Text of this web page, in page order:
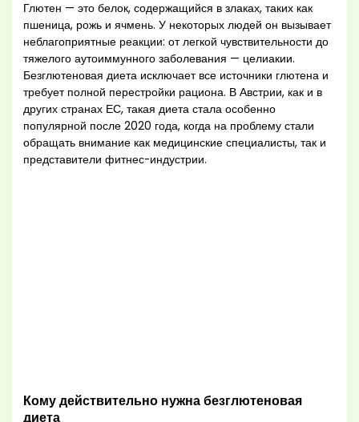
Глютен — это белок, содержащийся в злаках, таких как
пшеница, рожь и ячмень. У некоторых людей он вызывает
неблагоприятные реакции: от легкой чувствительности до
тяжелого аутоиммунного заболевания — целиакии.
Безглютеновая диета исключает все источники глютена и
требует полной перестройки рациона. В Австрии, как и в
других странах ЕС, такая диета стала особенно
популярной после 2020 года, когда на проблему стали
обращать внимание как медицинские специалисты, так и
представители фитнес-индустрии.
Кому действительно нужна безглютеновая
диета